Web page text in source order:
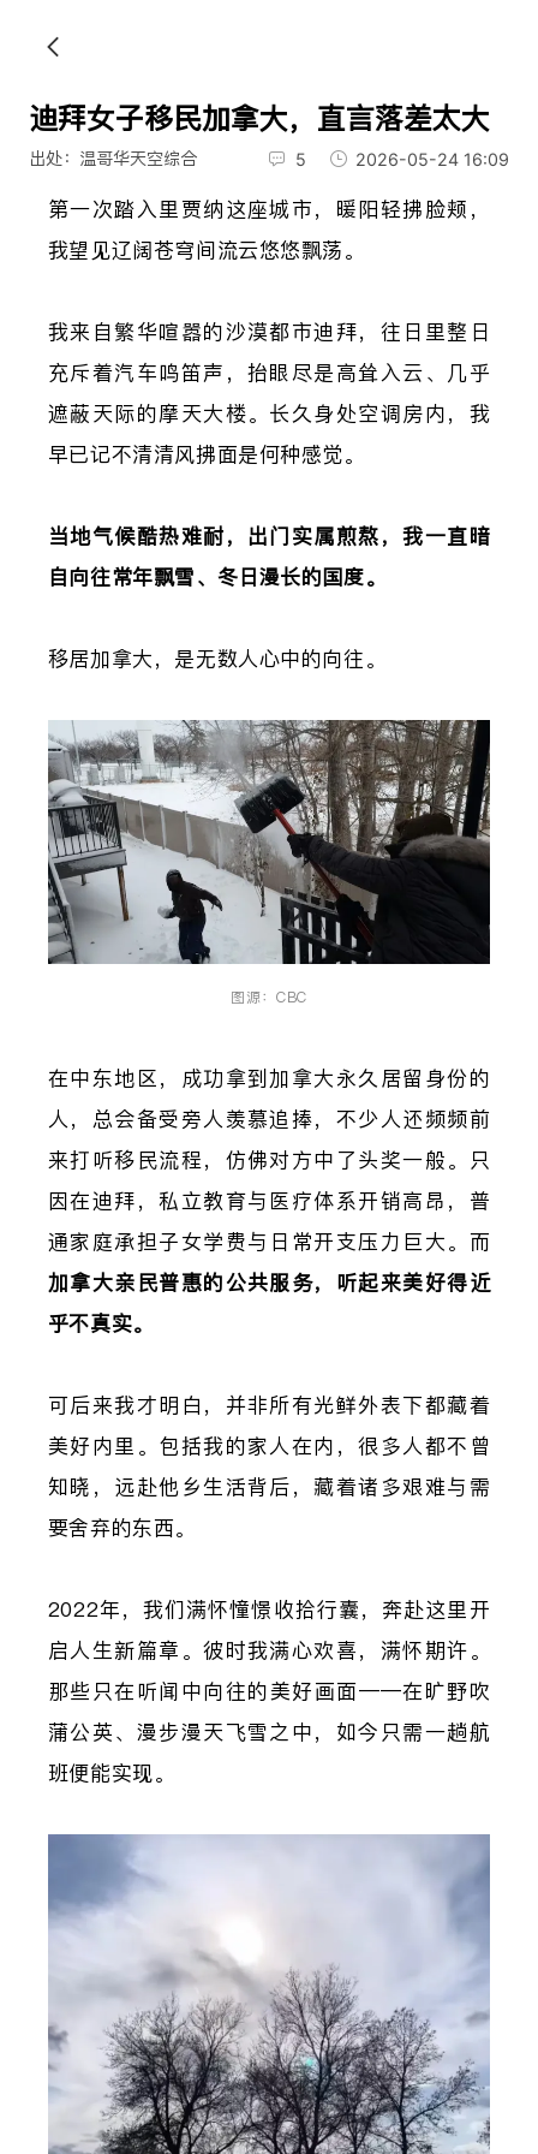
迪拜女子移民加拿大，直言落差太大
出处：温哥华天空综合 5 2026-05-24 16:09
第一次踏入里贾纳这座城市，暖阳轻拂脸颊，
我望见辽阔苍穹间流云悠悠飘荡。
我来自繁华喧嚣的沙漠都市迪拜，往日里整日
充斥着汽车鸣笛声，抬眼尽是高耸入云、几乎
遮蔽天际的摩天大楼。长久身处空调房内，我
早已记不清清风拂面是何种感觉。
当地气候酷热难耐，出门实属煎熬，我一直暗
自向往常年飘雪、冬日漫长的国度。
移居加拿大，是无数人心中的向往。
图源：CBC
在中东地区，成功拿到加拿大永久居留身份的
人，总会备受旁人羡慕追捧，不少人还频频前
来打听移民流程，仿佛对方中了头奖一般。只
因在迪拜，私立教育与医疗体系开销高昂，普
通家庭承担子女学费与日常开支压力巨大。而
加拿大亲民普惠的公共服务，听起来美好得近
乎不真实。
可后来我才明白，并非所有光鲜外表下都藏着
美好内里。包括我的家人在内，很多人都不曾
知晓，远赴他乡生活背后，藏着诸多艰难与需
要舍弃的东西。
2022年，我们满怀憧憬收拾行囊，奔赴这里开
启人生新篇章。彼时我满心欢喜，满怀期许。
那些只在听闻中向往的美好画面——在旷野吹
蒲公英、漫步漫天飞雪之中，如今只需一趟航
班便能实现。